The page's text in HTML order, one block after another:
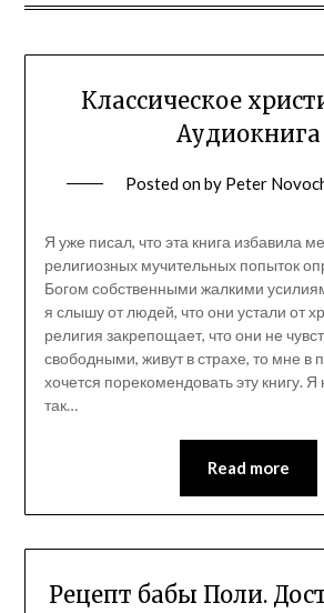
Классическое
Аудиокнига
Posted onby Peter
Я уже писал, что эта книга избавила
религиозных мучительных попыток
Богом собственными жалкими
я слышу от людей, что они устали от
религия закрепощает, что они не
свободными, живут в страхе, то мне в
хочется порекомендовать эту книгу. Я
так…
Read more
Рецепт бабы Поли.